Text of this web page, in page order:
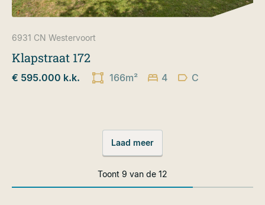
6931 CN Westervoort
Klapstraat 172
€ 595.000 k.k. 166m² 4 C
Laad meer
Toont 9 van de 12